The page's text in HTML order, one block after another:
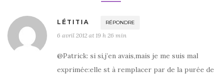
LÉTITIA RÉPONDRE
6 avril 2012 at 19 h 26 min
@Patrick: si si,j’en avais,mais je me suis mal
exprimée:elle st à remplacer par de la purée de